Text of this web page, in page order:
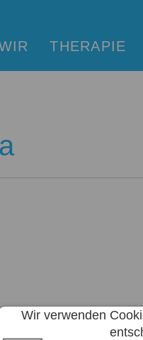
Wir verwenden
THERAPIE